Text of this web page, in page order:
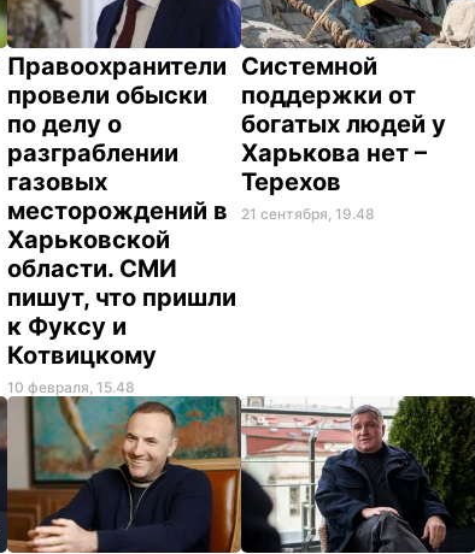
Правоохранители
провели обыски
по делу о
разграблении
газовых
месторождений в
Харьковской
области. СМИ
пишут, что пришли
к Фуксу и
Котвицкому
10 февраля, 15.48
Системной
поддержки от
богатых людей у
Харькова нет –
Терехов
21 сентября, 19.48